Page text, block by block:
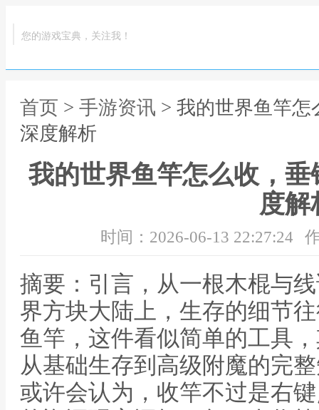
您的游戏宝典，关注我！
首页 > 手游资讯 > 我的世界鱼竿
深度解析
我的世界鱼竿怎么收，
度解
时间：2026-06-13 22:27:24
摘要：引言，从一根木棍与
界方块大陆上，生存的细节
鱼竿，这件看似简单的工具
从基础生存到高级附魔的完
或许会认为，收竿不过是右